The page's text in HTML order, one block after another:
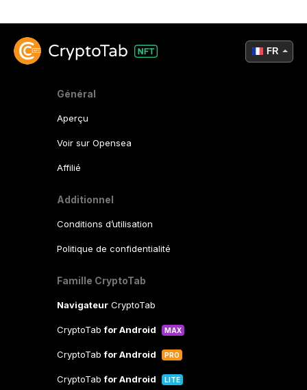
Général
Aperçu
Voir sur Opensea
Affilié
Additionnel
Conditions d’utilisation
Politique de confidentialité
Famille CryptoTab
Navigateur CryptoTab
CryptoTabfor Android MAX
CryptoTabfor Android PRO
CryptoTabfor Android LITE
FR